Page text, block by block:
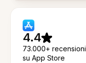
4.4
73.000+ recensioni
su App Store